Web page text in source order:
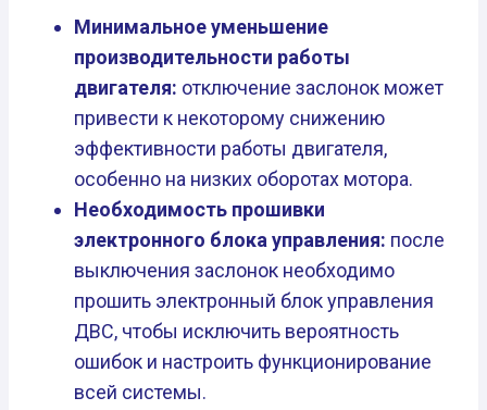
Минимальное уменьшение
производительности работы
двигателя: отключение заслонок может
привести к некоторому снижению
эффективности работы двигателя,
особенно на низких оборотах мотора.
Необходимость прошивки
электронного блока управления: после
выключения заслонок необходимо
прошить электронный блок управления
ДВС, чтобы исключить вероятность
ошибок и настроить функционирование
всей системы.